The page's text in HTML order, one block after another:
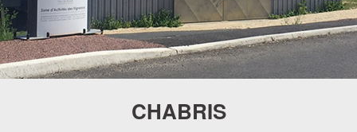
CHABRIS